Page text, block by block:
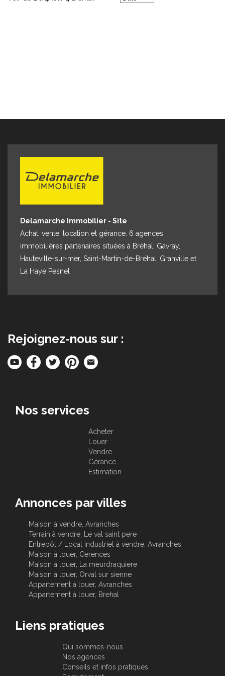
Delamarche Immobilier - Site
Achat, vente, location et gérance. 6 agences
immobilières partenaires situées à Bréhal, Gavray,
Hauteville-sur-mer, Saint-Martin-de-Bréhal, Granville et
La Haye Pesnel
Rejoignez-nous sur :
Nos services
Acheter
Louer
Vendre
Gérance
Estimation
Annonces par villes
Maison à vendre, Avranches
Terrain à vendre, Le val saint pere
Entrepôt / Local industriel à vendre, Avranches
Maison à louer, Cerences
Maison à louer, La meurdraquiere
Maison à louer, Orval sur sienne
Appartement à louer, Avranches
Appartement à louer, Brehal
Liens pratiques
Qui sommes-nous
Nos agences
Conseils et infos pratiques